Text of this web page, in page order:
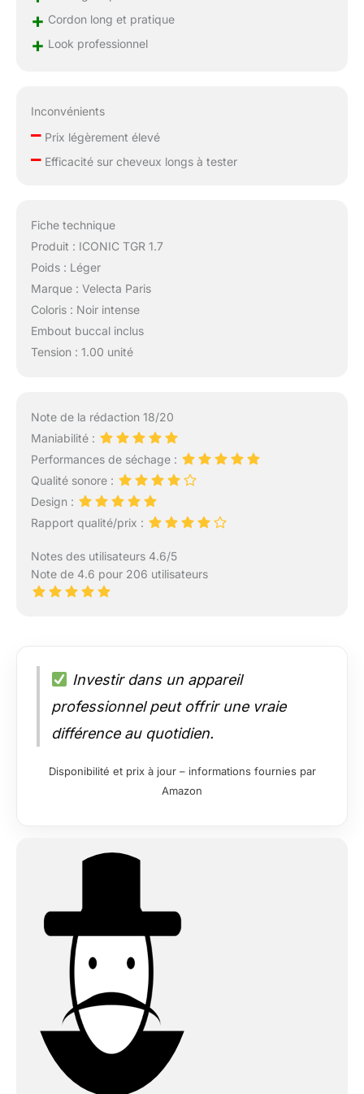
+ Cordon long et pratique
+ Look professionnel
Inconvénients
–Prix légèrement élevé
–Efficacité sur cheveux longs à tester
Fiche technique
Produit : ICONIC TGR 1.7
Poids : Léger
Marque : Velecta Paris
Coloris : Noir intense
Embout buccal inclus
Tension : 1.00 unité
Note de la rédaction 18/20
Maniabilité :
Performances de séchage :
Qualité sonore :
Design :
Rapport qualité/prix :
Notes des utilisateurs 4.6/5
Note de 4.6 pour 206 utilisateurs
Investir dans un appareil
professionnel peut offrir une vraie
différence au quotidien.
Disponibilité et prix à jour – informations fournies par
Amazon